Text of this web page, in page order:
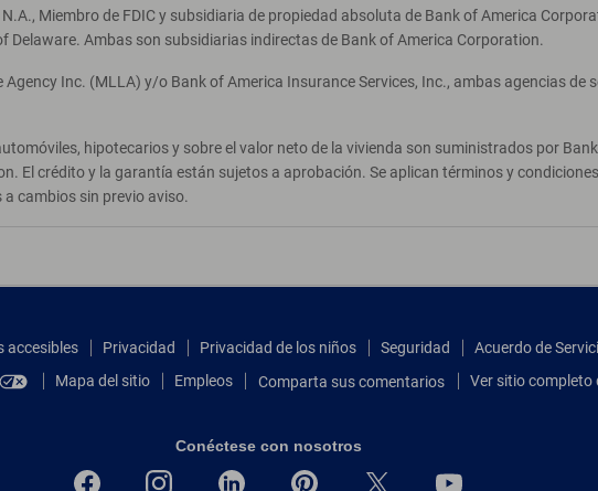
Miembro de FDIC y subsidiaria de propiedad absoluta de Bank of America
Delaware. Ambas son subsidiarias indirectas de Bank of America Corporation.
Inc. (MLLA) y/o Bank of America Insurance Services, Inc., ambas agencias
hipotecarios y sobre el valor neto de la vivienda son suministrados por
El crédito y la garantía están sujetos a aprobación. Se aplican términos y
cambios sin previo aviso.
accesibles Privacidad Privacidad de los niños Seguridad Acuerdo de
Mapa del sitio Empleos Comparta sus comentarios Ver sitio completo
Conéctese con nosotros